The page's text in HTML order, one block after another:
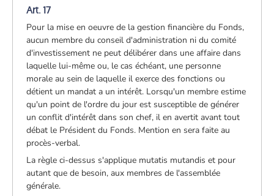
Art. 17
Pour la mise en oeuvre de la gestion financière du Fonds,
aucun membre du conseil d'administration ni du comité
d'investissement ne peut délibérer dans une affaire dans
laquelle lui-même ou, le cas échéant, une personne
morale au sein de laquelle il exerce des fonctions ou
détient un mandat a un intérêt. Lorsqu'un membre estime
qu'un point de l'ordre du jour est susceptible de générer
un conflit d'intérêt dans son chef, il en avertit avant tout
débat le Président du Fonds. Mention en sera faite au
procès-verbal.
La règle ci-dessus s'applique mutatis mutandis et pour
autant que de besoin, aux membres de l'assemblée
générale.